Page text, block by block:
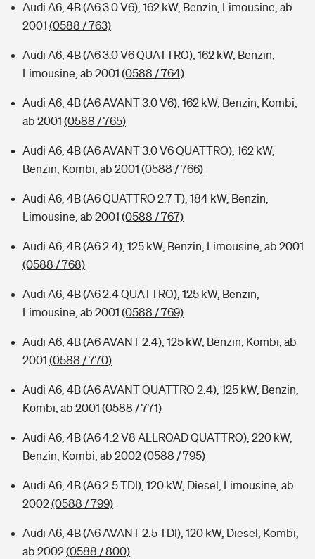
Audi A6, 4B (A6 3.0 V6), 162 kW, Benzin, Limousine, ab
2001 (0588 / 763)
Audi A6, 4B (A6 3.0 V6 QUATTRO), 162 kW, Benzin,
Limousine, ab 2001 (0588 / 764)
Audi A6, 4B (A6 AVANT 3.0 V6), 162 kW, Benzin, Kombi,
ab 2001 (0588 / 765)
Audi A6, 4B (A6 AVANT 3.0 V6 QUATTRO), 162 kW,
Benzin, Kombi, ab 2001 (0588 / 766)
Audi A6, 4B (A6 QUATTRO 2.7 T), 184 kW, Benzin,
Limousine, ab 2001 (0588 / 767)
Audi A6, 4B (A6 2.4), 125 kW, Benzin, Limousine, ab 2001
(0588 / 768)
Audi A6, 4B (A6 2.4 QUATTRO), 125 kW, Benzin,
Limousine, ab 2001 (0588 / 769)
Audi A6, 4B (A6 AVANT 2.4), 125 kW, Benzin, Kombi, ab
2001 (0588 / 770)
Audi A6, 4B (A6 AVANT QUATTRO 2.4), 125 kW, Benzin,
Kombi, ab 2001 (0588 / 771)
Audi A6, 4B (A6 4.2 V8 ALLROAD QUATTRO), 220 kW,
Benzin, Kombi, ab 2002(0588 / 795)
Audi A6, 4B (A6 2.5 TDI), 120 kW, Diesel, Limousine, ab
2002(0588 / 799)
Audi A6, 4B (A6 AVANT 2.5 TDI), 120 kW, Diesel, Kombi,
ab 2002(0588 / 800)